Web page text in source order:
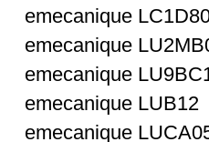
emecanique
emecanique
emecanique
emecanique LUB12
emecanique